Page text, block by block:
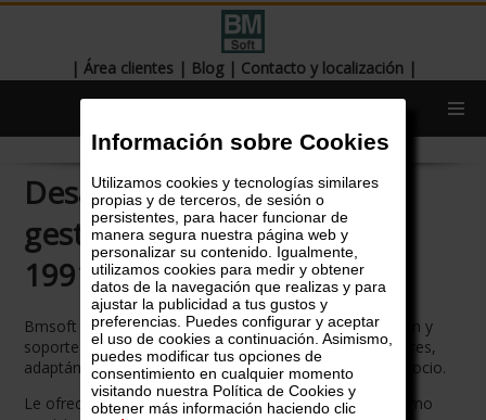
Información sobre Cookies
Utilizamos cookies y tecnologías similares
propias y de terceros, de sesión o
persistentes, para hacer funcionar de
manera segura nuestra página web y
personalizar su contenido. Igualmente,
utilizamos cookies para medir y obtener
datos de la navegación que realizas y para
ajustar la publicidad a tus gustos y
preferencias. Puedes configurar y aceptar
el uso de cookies a continuación. Asimismo,
puedes modificar tus opciones de
consentimiento en cualquier momento
visitando nuestra Política de Cookies y
obtener más información haciendo clic
| Área clientes | Blog | Contacto y localización |
Desarrollamos software de
gestión empresarial desde
1991
Bmsoft está especializada en el desarrollo, implantación y
soporte de software para empresas de múltiples sectores,
adaptándonos a las necesidades particulares de su negocio.
Le ofrecemos proximidad, trato personalizado, un óptimo